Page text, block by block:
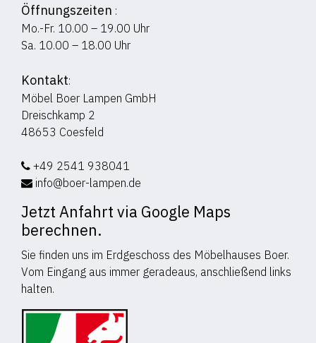
Öffnungszeiten :
Mo.-Fr. 10.00 – 19.00 Uhr
Sa. 10.00 – 18.00 Uhr
Kontakt:
Möbel Boer Lampen GmbH
Dreischkamp 2
48653 Coesfeld
+49 2541 938041
info@boer-lampen.de
Jetzt Anfahrt via Google Maps
berechnen.
Sie finden uns im Erdgeschoss des Möbelhauses Boer.
Vom Eingang aus immer geradeaus, anschließend links
halten.